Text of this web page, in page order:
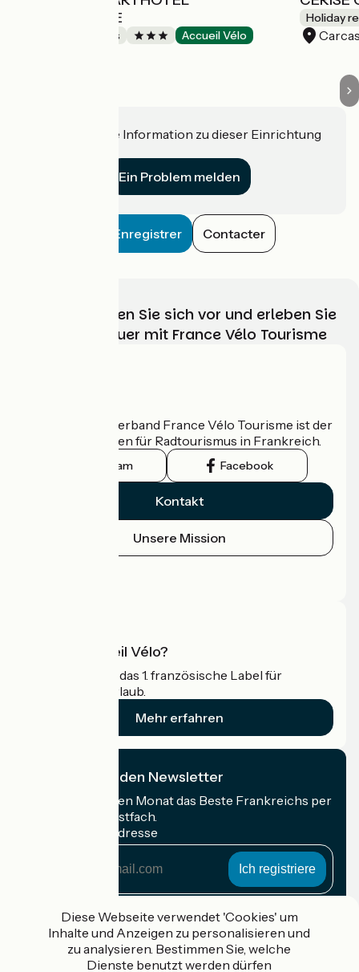
CARCASSONNE
Holiday residences Accueil Vélo
Holiday
Haben Sie eine Information zu dieser Einrichtung
Ein Problem melden
Enregistrer Contacter
Wählen, bereiten Sie sich vor und erleben Sie
Ihr Radabenteuer mit France Vélo Tourisme
Der nationale Verband France Vélo Tourisme ist der
offizielle Leitfaden für Radtourismus in Frankreich.
Instagram Facebook
Kontakt
Unsere Mission
Was ist Accueil Vélo?
Accueil Vélo ist das 1. französische Label für
Radfahrer im Urlaub.
Mehr erfahren
Ich abonniere den Newsletter
Erhalten Sie jeden Monat das Beste Frankreichs per
Rad in Ihrem Postfach.
Meine E-Mail-Adresse
Adresse
Gefördert im Rahmen von Destination France
Diese Webseite verwendet 'Cookies' um
Inhalte und Anzeigen zu personalisieren und
zu analysieren. Bestimmen Sie, welche
Dienste benutzt werden dürfen